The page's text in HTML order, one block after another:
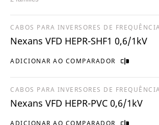
ADICIONAR AO COMPARADOR
CABOS PARA INVERSORES DE
Nexans VFD HEPR-SHF1 0,6/1kV
CABOS PARA INVERSORES DE
Nexans VFD HEPR-PVC 0,6/1kV